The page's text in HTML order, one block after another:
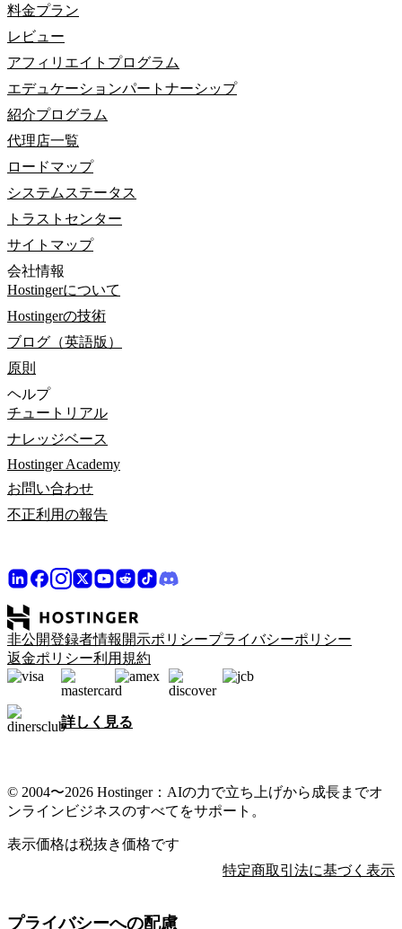
料金プラン
レビュー
アフィリエイトプログラム
エデュケーションパートナーシップ
紹介プログラム
代理店一覧
ロードマップ
システムステータス
トラストセンター
サイトマップ
会社情報
Hostingerについて
Hostingerの技術
ブログ（英語版）
原則
ヘルプ
チュートリアル
ナレッジベース
Hostinger Academy
お問い合わせ
不正利用の報告
非公開登録者情報開示ポリシープライバシーポリシー
返金ポリシー利用規約
詳しく見る
© 2004〜2026 Hostinger：AIの力で立ち上げから成長までオ
ンラインビジネスのすべてをサポート。
表示価格は税抜き価格です
特定商取引法に基づく表示
プライバシーへの配慮